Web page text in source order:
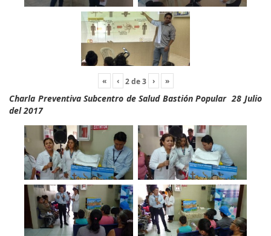
« ‹ 2de3 › »
Charla Preventiva Subcentro de Salud Bastión Popular 28 Julio
del 2017